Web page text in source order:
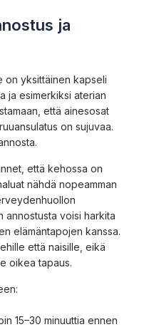
ja
on yksittäinen kapseli
ja esimerkiksi aterian
että ainesosat
on sujuvaa.
että kehossa on
nähdä nopeamman
annostusta voisi harkita
elämäntapojen kanssa.
että naisille, eikä
oikea tapaus.
15–30 minuuttia ennen